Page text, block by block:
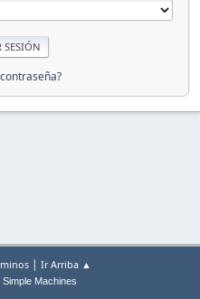
| Ir Arriba ▲
Simple Machines